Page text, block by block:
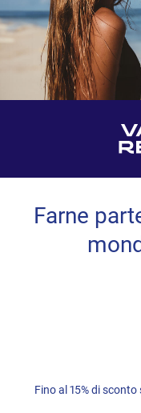
Farne
Fino al 15% di